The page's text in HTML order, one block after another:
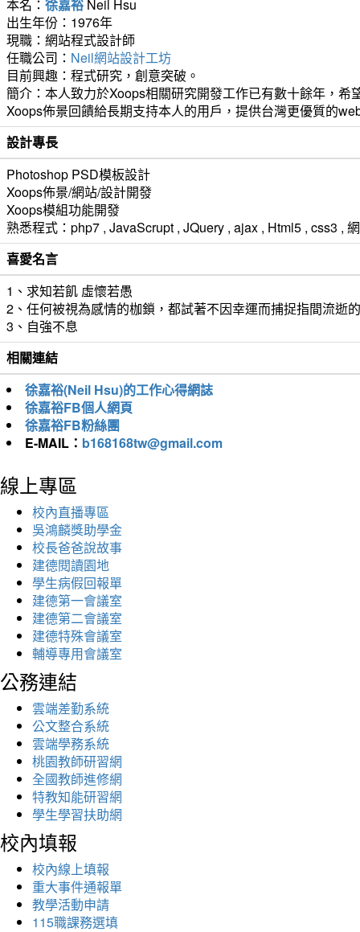
本名： 徐嘉裕 Neil Hsu
出生年份：1976年
現職：網站程式設計師
任職公司： Neil網站設計工坊
目前興趣：程式研究，創意突破。
簡介：本人致力於Xoops相關研究開發工作已有數十餘年，
Xoops佈景回饋給長期支持本人的用戶，提供台灣更優質的
設計專長
Photoshop PSD模板設計
Xoops佈景/網站/設計開發
Xoops模組功能開發
熟悉程式：php7 , JavaScrupt , JQuery , ajax , Html5 , css3 ,
喜愛名言
1、求知若飢 虛懷若愚
2、任何被視為感情的枷鎖，都試著不因幸運而捕捉指間流逝
3、自強不息
相關連結
徐嘉裕(Neil Hsu)的工作心得網誌
徐嘉裕FB個人網頁
徐嘉裕FB粉絲團
E-MAIL： b168168tw@gmail.com
線上專區
校內直播專區
吳鴻麟獎助學金
校長爸爸說故事
建德閱讀園地
學生病假回報單
建德第一會議室
建德第二會議室
建德特殊會議室
輔導專用會議室
公務連結
雲端差勤系統
公文整合系統
雲端學務系統
桃園教師研習網
全國教師進修網
特教知能研習網
學生學習扶助網
校內填報
校內線上填報
重大事件通報單
教學活動申請
115職課務選填